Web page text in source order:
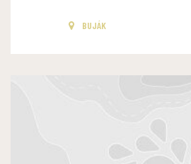
BUJÁK